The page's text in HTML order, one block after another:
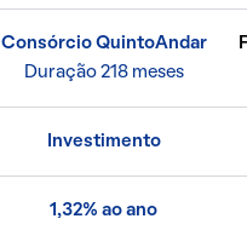
Consórcio QuintoAndar
Duração 218 meses
Investimento
1,32% ao ano